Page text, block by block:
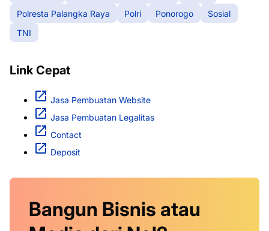
Polresta Palangka Raya
Polri Ponorogo
Sosial
TNI
Link Cepat
Jasa Pembuatan Website
Jasa Pembuatan Legalitas
Contact
Deposit
Bangun Bisnis atau